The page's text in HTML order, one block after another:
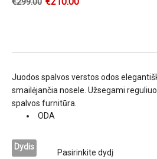
Juodos spalvos verstos odos
smailėjančia nosele. Užsegami
spalvos furnitūra.
ODA
Dydis